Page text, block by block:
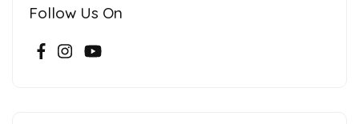
Follow Us On